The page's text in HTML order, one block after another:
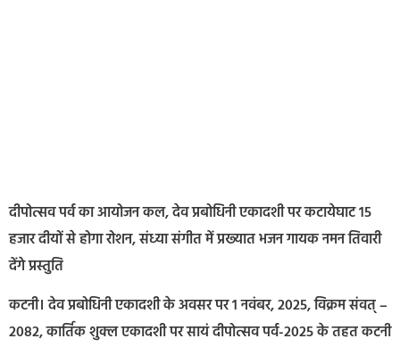
दीपोत्सव पर्व का आयोजन कल, देव प्रबोधिनी एकादशी पर कटायेघाट 15
हजार दीयों से होगा रोशन, संध्‍या संगीत में प्रख्‍यात भजन गायक नमन तिवारी
देंगे प्रस्तुति
कटनी। देव प्रबोधिनी एकादशी के अवसर पर 1 नवंबर, 2025, विक्रम संवत् –
2082, कार्तिक शुक्ल एकादशी पर सायं दीपोत्सव पर्व-2025 के तहत कटनी